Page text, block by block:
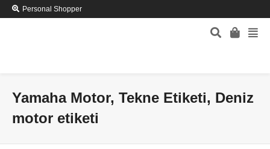
Personal Shopper
Yamaha Motor, Tekne Etiketi, Deniz
motor etiketi